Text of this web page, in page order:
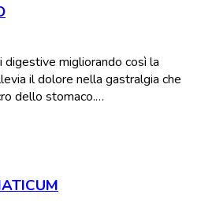
digestive migliorando così la
il dolore nella gastralgia che
dello stomaco.…